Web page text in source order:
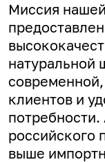
Миссия
натуральной
клиентов и
потребности.
российского
выше